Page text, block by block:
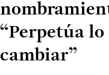
“Perpetúa
cambiar”